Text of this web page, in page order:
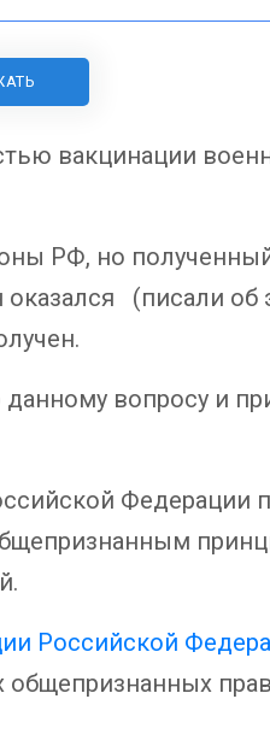
вакцинации
РФ, но
оказался (писали об
данному вопросу и
Федерации
Российской